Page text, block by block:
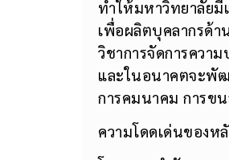
ทำให้มหาวิทยาลัย
เพื่อผลิตบุคลากรด้า
วิชาการจัดการคว
และในอนาคตจะพั
การคมนาคม การข
ความโดดเด่นของห